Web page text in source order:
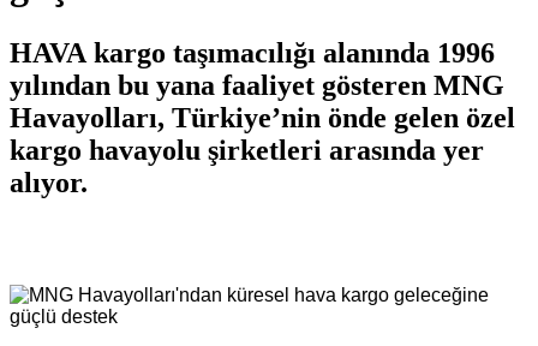
HAVA kargo taşımacılığı alanında 1996
yılından bu yana faaliyet gösteren MNG
Havayolları, Türkiye’nin önde gelen özel
kargo havayolu şirketleri arasında yer
alıyor.